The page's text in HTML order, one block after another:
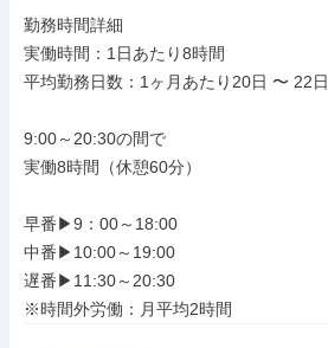
勤務時間詳細
実働時間：1日あたり8時間
平均勤務日数：1ヶ月あたり20日 〜 22日
9:00～20:30の間で
実働8時間（休憩60分）
早番▶9：00～18:00
中番▶10:00～19:00
遅番▶11:30～20:30
※時間外労働：月平均2時間